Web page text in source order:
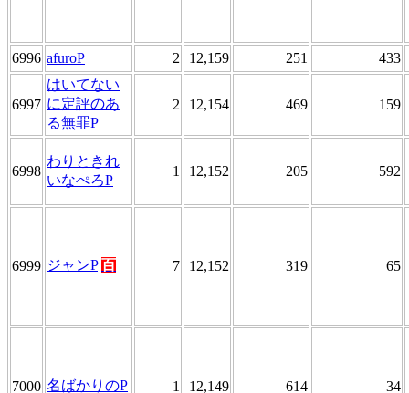
6996 afuroP 2 12,159 251 433
6997
はいてない
に定評のあ
る無罪P
2 12,154 469 159
6998
わりときれ
いなぺろP
1 12,152 205 592
6999 ジャンP 百 7 12,152 319 65
7000 名ばかりのP 1 12,149 614 34